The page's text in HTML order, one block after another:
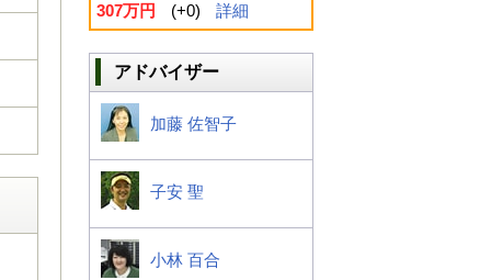
307万円
(+0) 詳細
アドバイザー
加藤 佐智子
子安 聖
小林 百合